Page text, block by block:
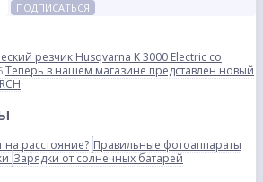
ПОДПИСАТЬСЯ
резчик Husqvarna K 3000 Electric со
Теперь в нашем магазине представлен новый
на расстояние? Правильные фотоаппараты
Зарядки от солнечных батарей